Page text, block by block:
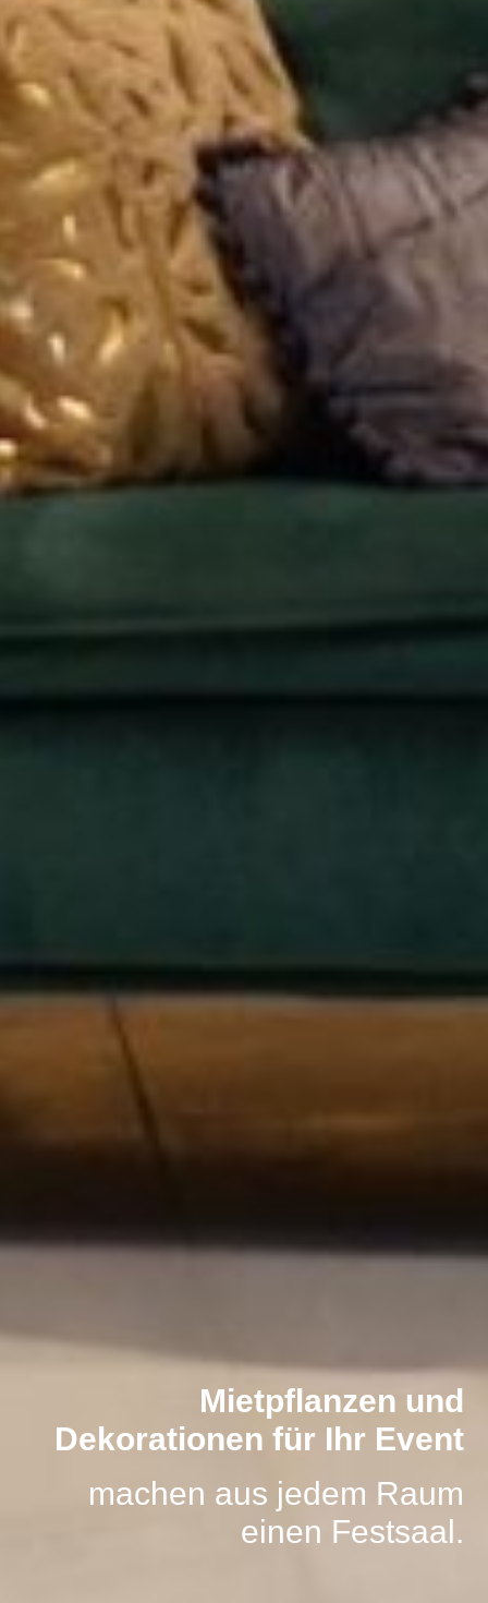
Mietpflanzen und
Dekorationen für Ihr Event
machen aus jedem Raum
einen Festsaal.